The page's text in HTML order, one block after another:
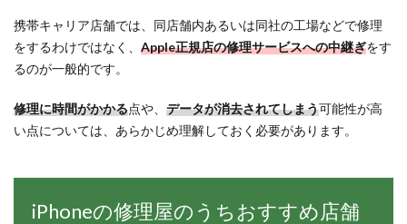
携帯キャリア店舗では、同店舗内あるいは同社の工場などで修理
をするわけではなく、 Apple正規店の修理サービスへの中継ぎをす
るのが一般的です。
修理に時間がかかる点や、 データが消去されてしまう可能性が高
い点については、あらかじめ理解しておく必要があります。
iPhoneの修理屋のうちおすすめ店舗